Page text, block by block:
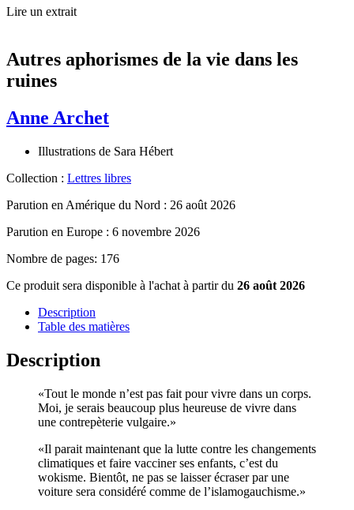
Lire un extrait
Autres aphorismes de la vie dans les
ruines
Anne Archet
Illustrations de Sara Hébert
Collection : Lettres libres
Parution en Amérique du Nord : 26 août 2026
Parution en Europe : 6 novembre 2026
Nombre de pages: 176
Ce produit sera disponible à l'achat à partir du 26 août 2026
Description
Table des matières
Description
«Tout le monde n’est pas fait pour vivre dans un corps.
Moi, je serais beaucoup plus heureuse de vivre dans
une contrepèterie vulgaire.»
«Il parait maintenant que la lutte contre les changements
climatiques et faire vacciner ses enfants, c’est du
wokisme. Bientôt, ne pas se laisser écraser par une
voiture sera considéré comme de l’islamogauchisme.»